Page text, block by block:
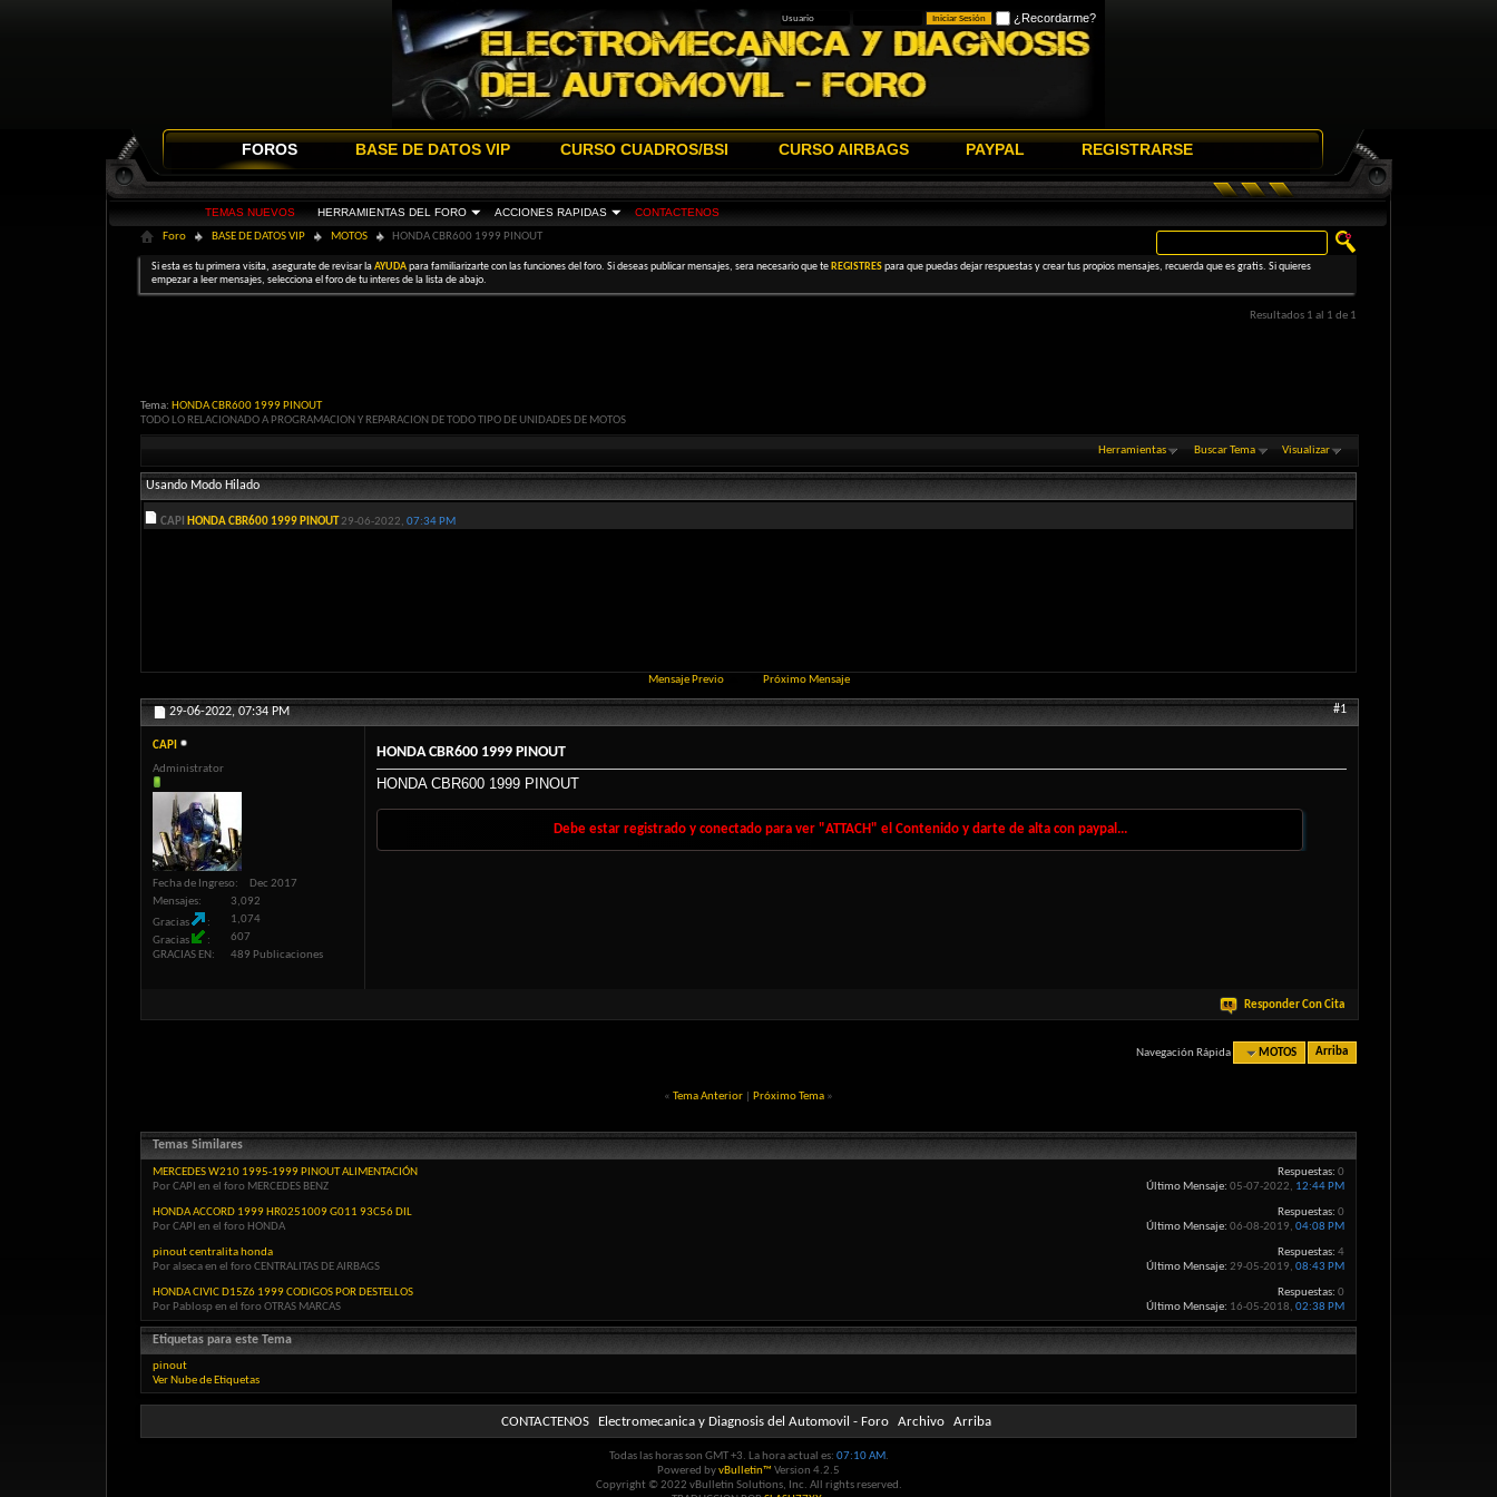
¿Recordarme?
FOROS
TEMAS NUEVOS HERRAMIENTAS DEL FORO ACCIONES RAPIDAS CONTACTENOS
BASE DE DATOS VIP CURSO CUADROS/BSI CURSO AIRBAGS PAYPAL REGISTRARSE
Foro BASE DE DATOS VIP MOTOS HONDA CBR600 1999 PINOUT
Si esta es tu primera visita, asegurate de revisar laAYUDApara familiarizarte con las funciones del foro. Si deseas publicar mensajes, sera necesario que te REGISTRESpara que puedas dejar respuestas y crear tus propios mensajes, recuerda que es gratis. Si quieres
empezar a leer mensajes, selecciona el foro de tu interes de la lista de abajo.
Resultados 1 al 1 de 1
Tema: HONDA CBR600 1999 PINOUT
TODO LO RELACIONADO A PROGRAMACION Y REPARACION DE TODO TIPO DE UNIDADES DE MOTOS
Herramientas Buscar Tema Visualizar
Usando Modo Hilado
CAPI HONDA CBR600 1999 PINOUT 29-06-2022, 07:34 PM
Mensaje Previo Próximo Mensaje
29-06-2022, 07:34 PM #1
CAPI
Administrator
Fecha de Ingreso
Dec 2017
Mensajes
3,092
Gracias
1,074
Gracias
607
GRACIAS EN
489 Publicaciones
HONDA CBR600 1999 PINOUT
HONDA CBR600 1999 PINOUT
Debe estar registrado y conectado para ver "ATTACH" el Contenido y darte de alta con paypal...
Responder Con Cita
Navegación Rápida MOTOS Arriba
« Tema Anterior Próximo Tema »
Temas Similares
MERCEDES W210 1995-1999 PINOUT ALIMENTACIÓN
Por CAPI en el foro MERCEDES BENZ
Respuestas: 0
Último Mensaje: 05-07-2022, 12:44 PM
HONDA ACCORD 1999 HR0251009 G011 93C56 DIL
Por CAPI en el foro HONDA
Respuestas: 0
Último Mensaje: 06-08-2019, 04:08 PM
pinout centralita honda
Por alseca en el foro CENTRALITAS DE AIRBAGS
Respuestas: 4
Último Mensaje: 29-05-2019, 08:43 PM
HONDA CIVIC D15Z6 1999 CODIGOS POR DESTELLOS
Por Pablosp en el foro OTRAS MARCAS
Respuestas: 0
Último Mensaje: 16-05-2018, 02:38 PM
Etiquetas para este Tema
pinout
Ver Nube de Etiquetas
CONTACTENOS Electromecanica y Diagnosis del Automovil - Foro Archivo Arriba
Todas las horas son GMT +3. La hora actual es: 07:10 AM.
Powered byvBulletin™ Version 4.2.5
Copyright © 2022 vBulletin Solutions, Inc. All rights reserved.